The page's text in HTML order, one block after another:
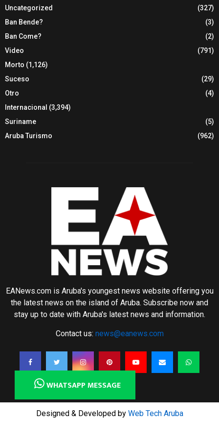
Uncategorized
(327)
Ban Bende?
(3)
Ban Come?
(2)
Video
(791)
Morto (1,126)
Suceso
(29)
Otro
(4)
Internacional (3,394)
Suriname
(5)
Aruba Turismo
(962)
EANews.com is Aruba's youngest news website offering you
the latest news on the island of Aruba. Subscribe now and
stay up to date with Aruba's latest news and information.
Contact us: news@eanews.com
Designed & Developed by Web Tech Aruba
WHATSAPP MESSAGE